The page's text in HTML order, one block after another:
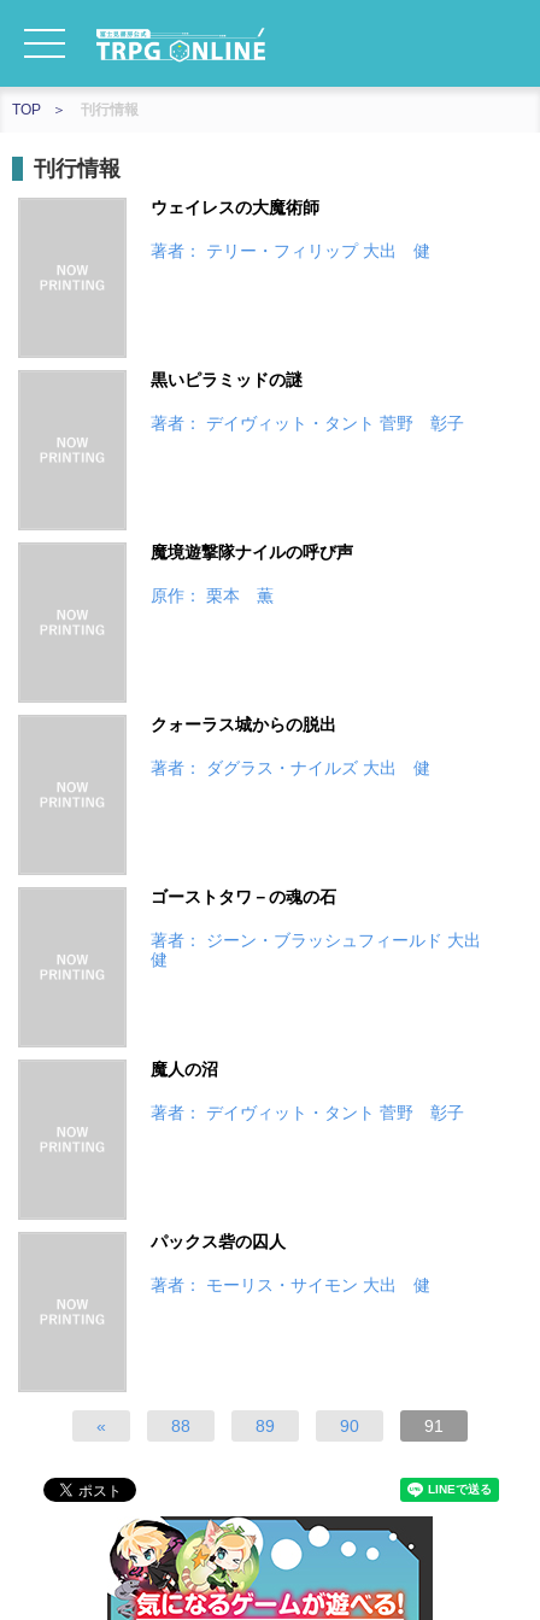
TOP 刊行情報
刊行情報
ウェイレスの大魔術師
著者： テリー・フィリップ 大出 健
黒いピラミッドの謎
著者： デイヴィット・タント 菅野 彰子
魔境遊撃隊ナイルの呼び声
原作： 栗本 薫
クォーラス城からの脱出
著者： ダグラス・ナイルズ 大出 健
ゴーストタワ－の魂の石
著者： ジーン・ブラッシュフィールド 大出
健
魔人の沼
著者： デイヴィット・タント 菅野 彰子
パックス砦の囚人
著者： モーリス・サイモン 大出 健
« 88 89 90 91